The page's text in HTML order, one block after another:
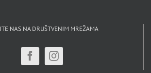
NAS NA DRUŠTVENIM MREŽAMA